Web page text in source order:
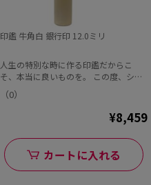
印鑑 牛角白 銀行印 12.0ミリ
人生の特別な時に作る印鑑だからこ
そ、本当に良いものを。 この度、シヤ
チハタオフィシャル...
（0）
¥8,459
カートに入れる